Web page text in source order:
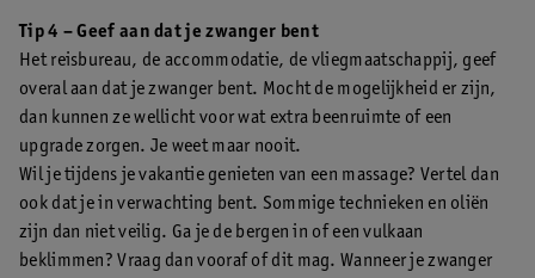
Tip 4 – Geef aan dat je zwanger bent
Het reisbureau, de accommodatie, de vliegmaatschappij, geef
overal aan dat je zwanger bent. Mocht de mogelijkheid er zijn,
dan kunnen ze wellicht voor wat extra beenruimte of een
upgrade zorgen. Je weet maar nooit.
Wil je tijdens je vakantie genieten van een massage? Vertel dan
ook dat je in verwachting bent. Sommige technieken en oliën
zijn dan niet veilig. Ga je de bergen in of een vulkaan
beklimmen? Vraag dan vooraf of dit mag. Wanneer je zwanger